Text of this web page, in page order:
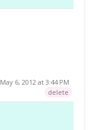
May 6, 2012 at 3:44 PM
delete